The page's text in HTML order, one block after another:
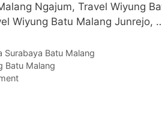
Ngajum, Travel Wiyung
Wiyung Batu Malang Junrejo,
Surabaya Batu Malang
Batu Malang